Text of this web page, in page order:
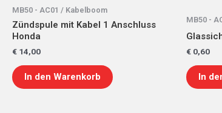
MB50 - AC01 / Kabelboom
Zündspule mit Kabel 1 Anschluss
Honda
€14,00
In den Warenkorb
MB50 -
€ 0,60
In